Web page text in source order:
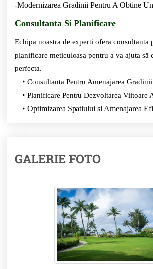
-Modernizarea Gradinii Pentru A Obtine
Consultanta Si Planificare
Echipa noastra de experti ofera consultanta
planificare meticuloasa pentru a va ajuta să
perfecta.
Consultanta Pentru Amenajarea Gradinii
Planificare Pentru Dezvoltarea Viitoare
Optimizarea Spatiului si Amenajarea
GALERIE FOTO